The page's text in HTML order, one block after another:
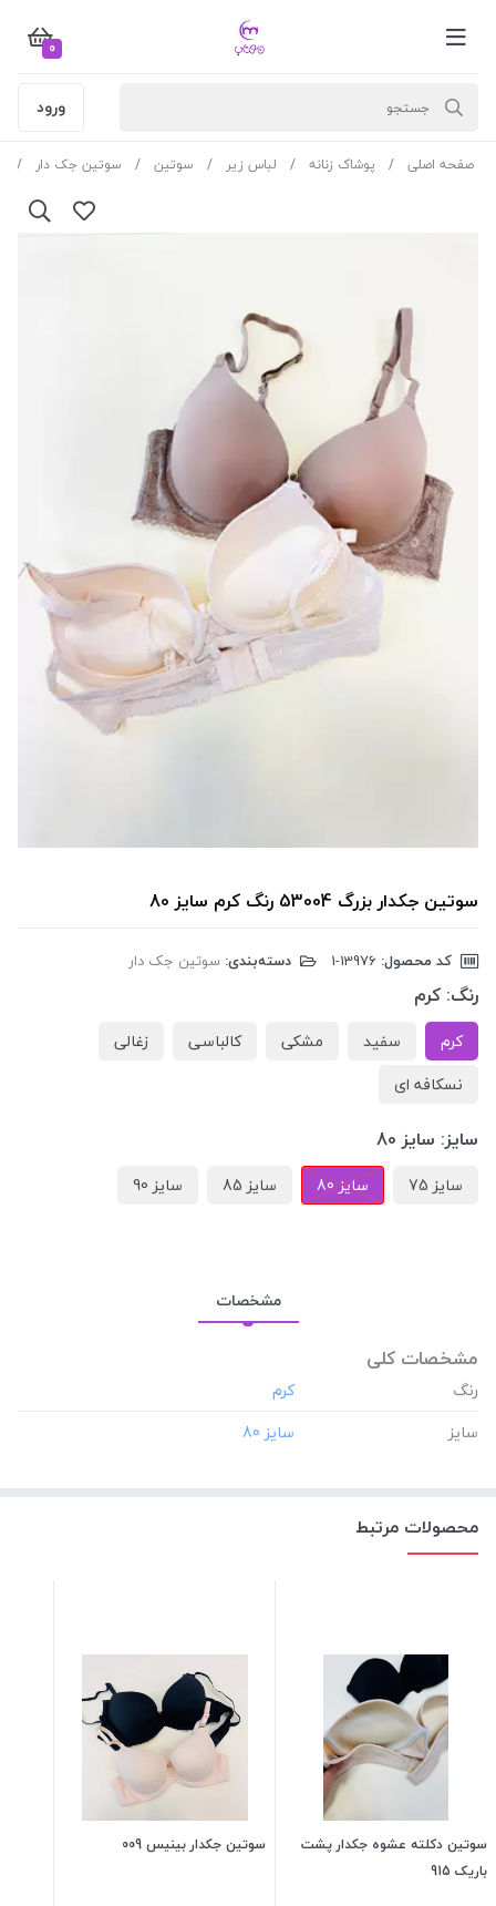
0
ورود
صفحه اصلی پوشاک زنانه لباس زیر سوتین سوتین جک دار
سوتین جکدار بزرگ 53004 رنگ کرم سایز 80
کد محصول: دسته‌بندی: سوتین جک دار
رنگ: کرم
کرم سفید مشکی کالباسی
زغالی
نسکافه ای
سایز: سایز 80
سایز 75 سایز 80 سایز 85 سایز 90
مشخصات
مشخصات کلی
رنگ
سایز
محصولات مرتبط
سوتین دکلته عشوه جکدار پشت
باریک 915
سوتین جکدار بینیس 009